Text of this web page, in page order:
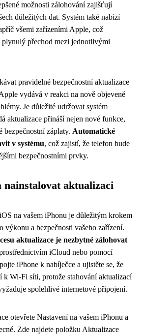
možnosti zálohování zajišťují
důležitých dat. Systém také nabízí
všemi zařízeními Apple, což
plynulý přechod mezi jednotlivými
pravidelné bezpečnostní aktualizace
vydává v reakci na nově objevené
Je důležité udržovat systém
aktualizace přináší nejen nové funkce,
bezpečnostní záplaty. Automatické
v systému, což zajistí, že telefon bude
bezpečnostními prvky.
nainstalovat aktualizaci
na vašem iPhonu je důležitým krokem
výkonu a bezpečnosti vašeho zařízení.
aktualizace je nezbytné zálohovat
iCloud nebo pomocí
iPhone k nabíječce a ujistěte se, že
k Wi-Fi síti, protože stahování aktualizací
spolehlivé internetové připojení.
otevřete Nastavení na vašem iPhonu a
Zde najdete položku Aktualizace